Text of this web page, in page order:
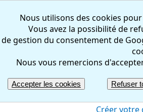
Nous utilisons des cookies
Vous avez la possibilité de
gestion du consentement de
Nous vous remercions
Accepter les cookies Refuser
Créer votre